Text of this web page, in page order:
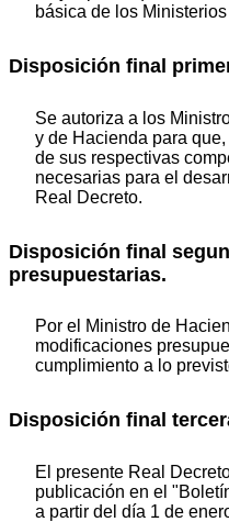
básica de los
Disposición final
Se autoriza a los
y de Hacienda para
de sus respectivas
necesarias para el
Real Decreto.
Disposición final
presupuestarias.
Por el Ministro de
modificaciones
cumplimiento a lo
Disposición final
El presente Real
publicación en el
a partir del día 1 de